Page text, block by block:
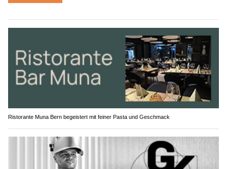
Ristorante Muna Bern begeistert mit feiner Pasta und Geschmack